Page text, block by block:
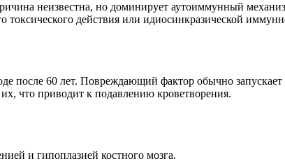
неизвестна, но доминирует аутоиммунный
токсического действия или идиосинкразической
после 60 лет. Повреждающий фактор обычно
что приводит к подавлению кроветворения.
и гипоплазией костного мозга.